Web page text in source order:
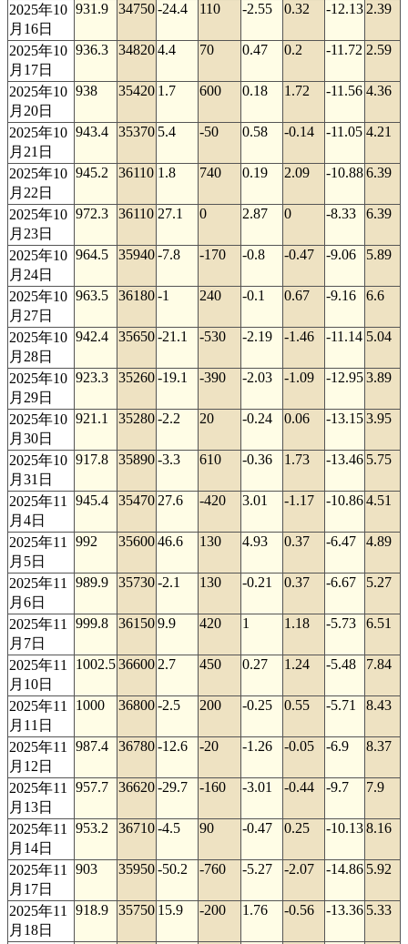
2025年10
月16日
931.9 34750-24.4 110 -2.55 0.32 -12.13 2.39
2025年10
月17日
936.3 348204.4 70 0.47 0.2 -11.72 2.59
2025年10
月20日
938 35420 1.7 600 0.18 1.72 -11.56 4.36
2025年10
月21日
943.4 35370 5.4 -50 0.58 -0.14 -11.05 4.21
2025年10
月22日
945.2 36110 1.8 740 0.19 2.09 -10.886.39
2025年10
月23日
972.3 36110 27.1 0 2.87 0 -8.33 6.39
2025年10
月24日
964.5 35940-7.8 -170 -0.8 -0.47 -9.06 5.89
2025年10
月27日
963.5 36180-1 240 -0.1 0.67 -9.16 6.6
2025年10
月28日
942.4 35650-21.1 -530 -2.19 -1.46 -11.14 5.04
2025年10
月29日
923.3 35260-19.1 -390 -2.03 -1.09 -12.953.89
2025年10
月30日
921.1 35280-2.2 20 -0.24 0.06 -13.153.95
2025年10
月31日
917.8 35890-3.3 610 -0.36 1.73 -13.46 5.75
2025年11
月4日
945.4 35470 27.6 -420 3.01 -1.17 -10.864.51
2025年11
月5日
992 3560046.6 130 4.93 0.37 -6.47 4.89
2025年11
月6日
989.9 35730-2.1 130 -0.21 0.37 -6.67 5.27
2025年11
月7日
999.8 361509.9 420 1 1.18 -5.73 6.51
2025年11
月10日
1002.536600 2.7 450 0.27 1.24 -5.48 7.84
2025年11
月11日
1000 36800-2.5 200 -0.25 0.55 -5.71 8.43
2025年11
月12日
987.4 36780-12.6 -20 -1.26 -0.05 -6.9 8.37
2025年11
月13日
957.7 36620-29.7 -160 -3.01 -0.44 -9.7 7.9
2025年11
月14日
953.2 36710-4.5 90 -0.47 0.25 -10.138.16
2025年11
月17日
903 35950-50.2 -760 -5.27 -2.07 -14.86 5.92
2025年11
月18日
918.9 35750 15.9 -200 1.76 -0.56 -13.36 5.33